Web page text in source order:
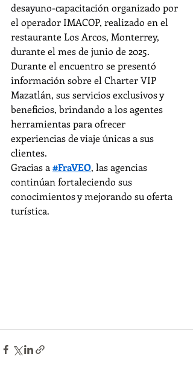
desayuno-capacitación organizado por
el operador IMACOP, realizado en el
restaurante Los Arcos, Monterrey,
durante el mes de junio de 2025.
Durante el encuentro se presentó
información sobre el Charter VIP
Mazatlán, sus servicios exclusivos y
beneficios, brindando a los agentes
herramientas para ofrecer
experiencias de viaje únicas a sus
clientes.
Gracias a #FraVEO, las agencias
continúan fortaleciendo sus
conocimientos y mejorando su oferta
turística.